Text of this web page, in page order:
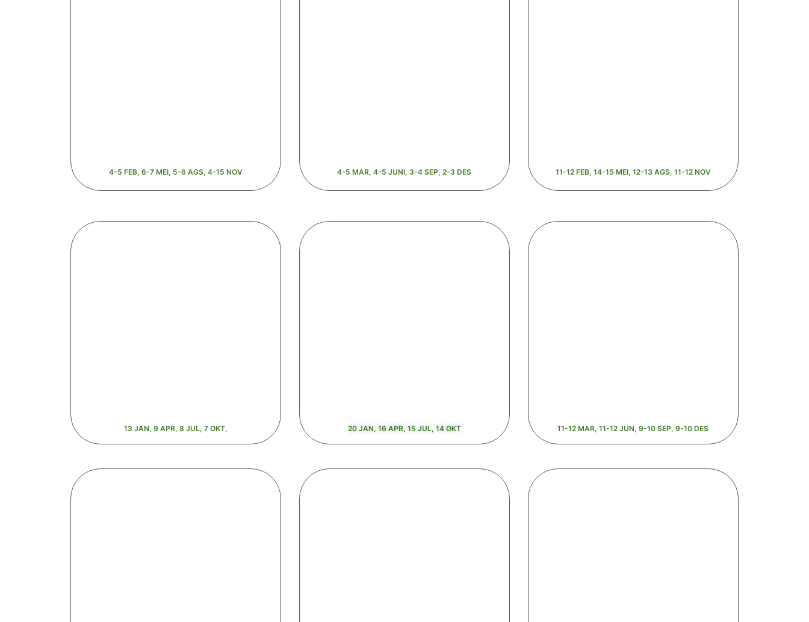
4-5 FEB, 6-7 MEI, 5-6 AGS, 4-15 NOV 4-5 MAR, 4-5 JUNI, 3-4 SEP, 2-3 DES 11-12 FEB, 14-15 MEI, 12-13 AGS, 11-12 NOV
13 JAN, 9 APR, 8 JUL, 7 OKT, 20 JAN, 16 APR, 15 JUL, 14 OKT 11-12 MAR, 11-12 JUN, 9-10 SEP, 9-10 DES